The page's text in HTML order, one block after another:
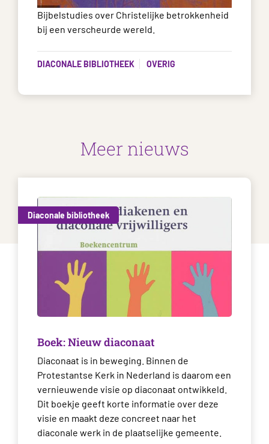
Bijbelstudies over Christelijke betrokkenheid
bij een verscheurde wereld.
DIACONALE BIBLIOTHEEK OVERIG
Meer nieuws
Diaconale bibliotheek
Boek: Nieuw diaconaat
Diaconaat is in beweging. Binnen de
Protestantse Kerk in Nederland is daarom een
vernieuwende visie op diaconaat ontwikkeld.
Dit boekje geeft korte informatie over deze
visie en maakt deze concreet naar het
diaconale werk in de plaatselijke gemeente.